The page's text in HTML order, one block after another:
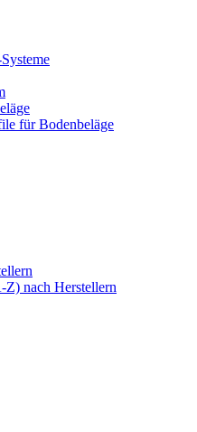
für Bodenbeläge
nach Herstellern